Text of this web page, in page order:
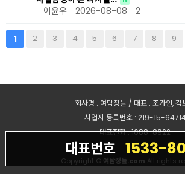
이윤우 2026-08-08 2
1 2 3 4 5 6 7 8 9
대표번호 1533-
회사명 : 여탐정들 / 대표 : 조가인, 김
사업자 등록번호 : 219-15-
대표전화 : 1688-8922
Copyright © 여탐정들.com All rights